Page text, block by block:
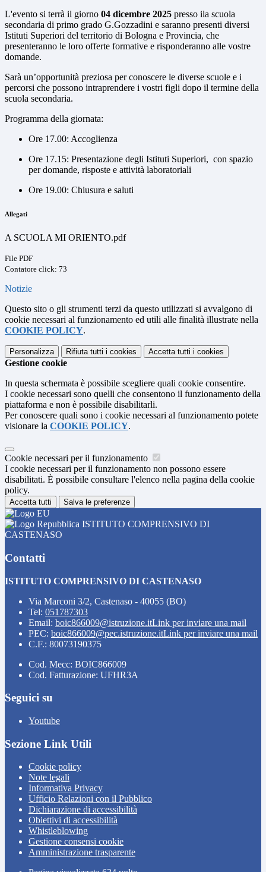
L'evento si terrà il giorno 04 dicembre 2025 presso ila scuola
secondaria di primo grado G.Gozzadini e saranno presenti diversi
Istituti Superiori del territorio di Bologna e Provincia, che
presenteranno le loro offerte formative e risponderanno alle vostre
domande.
Sarà un’opportunità preziosa per conoscere le diverse scuole e i
percorsi che possono intraprendere i vostri figli dopo il termine della
scuola secondaria.
Programma della giornata:
Ore 17.00: Accoglienza
Ore 17.15: Presentazione degli Istituti Superiori, con spazio
per domande, risposte e attività laboratoriali
Ore 19.00: Chiusura e saluti
Allegati
A SCUOLA MI ORIENTO.pdf
File PDF
Contatore click: 73
Notizie
Questo sito o gli strumenti terzi da questo utilizzati si avvalgono di
cookie necessari al funzionamento ed utili alle finalità illustrate nella
COOKIE POLICY.
Personalizza Rifiuta tutti i cookies Accetta tutti i cookies
Gestione cookie
In questa schermata è possibile scegliere quali cookie consentire.
I cookie necessari sono quelli che consentono il funzionamento della
piattaforma e non è possibile disabilitarli.
Per conoscere quali sono i cookie necessari al funzionamento potete
visionare la COOKIE POLICY.
Cookie necessari per il funzionamento
I cookie necessari per il funzionamento non possono essere
disabilitati. È possibile consultare l'elenco nella pagina della cookie
policy.
Accetta tutti Salva le preferenze
ISTITUTO COMPRENSIVO DI
CASTENASO
Contatti
ISTITUTO COMPRENSIVO DI CASTENASO
Via Marconi 3/2, Castenaso - 40055 (BO)
Tel: 051787303
Email: boic866009@istruzione.itLink per inviare una mail
PEC: boic866009@pec.istruzione.itLink per inviare una mail
C.F.: 80073190375
Cod. Mecc: BOIC866009
Cod. Fatturazione: UFHR3A
Seguici su
Youtube
Sezione Link Utili
Cookie policy
Note legali
Informativa Privacy
Ufficio Relazioni con il Pubblico
Dichiarazione di accessibilità
Obiettivi di accessibilità
Whistleblowing
Gestione consensi cookie
Amministrazione trasparente